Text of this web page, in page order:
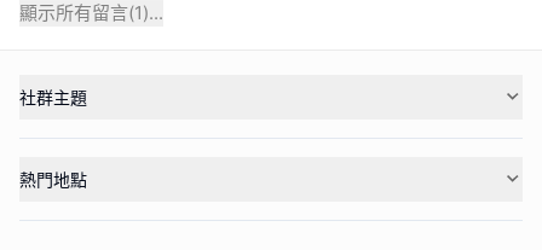
顯示所有留言(1)...
社群主題
熱門地點